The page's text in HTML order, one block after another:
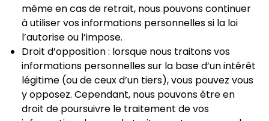
même en cas de retrait, nous pouvons continuer
à utiliser vos informations personnelles si la loi
l’autorise ou l’impose.
Droit d’opposition : lorsque nous traitons vos
informations personnelles sur la base d’un intérêt
légitime (ou de ceux d’un tiers), vous pouvez vous
y opposez. Cependant, nous pouvons être en
droit de poursuivre le traitement de vos